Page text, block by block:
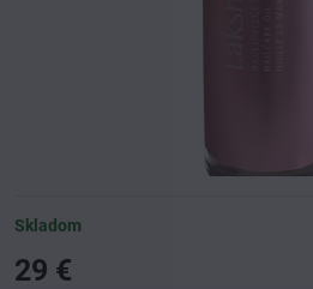
Skladom
29 €